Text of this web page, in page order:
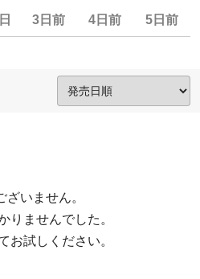
3日前 4日前 5日前
ざいません。
お試しください。